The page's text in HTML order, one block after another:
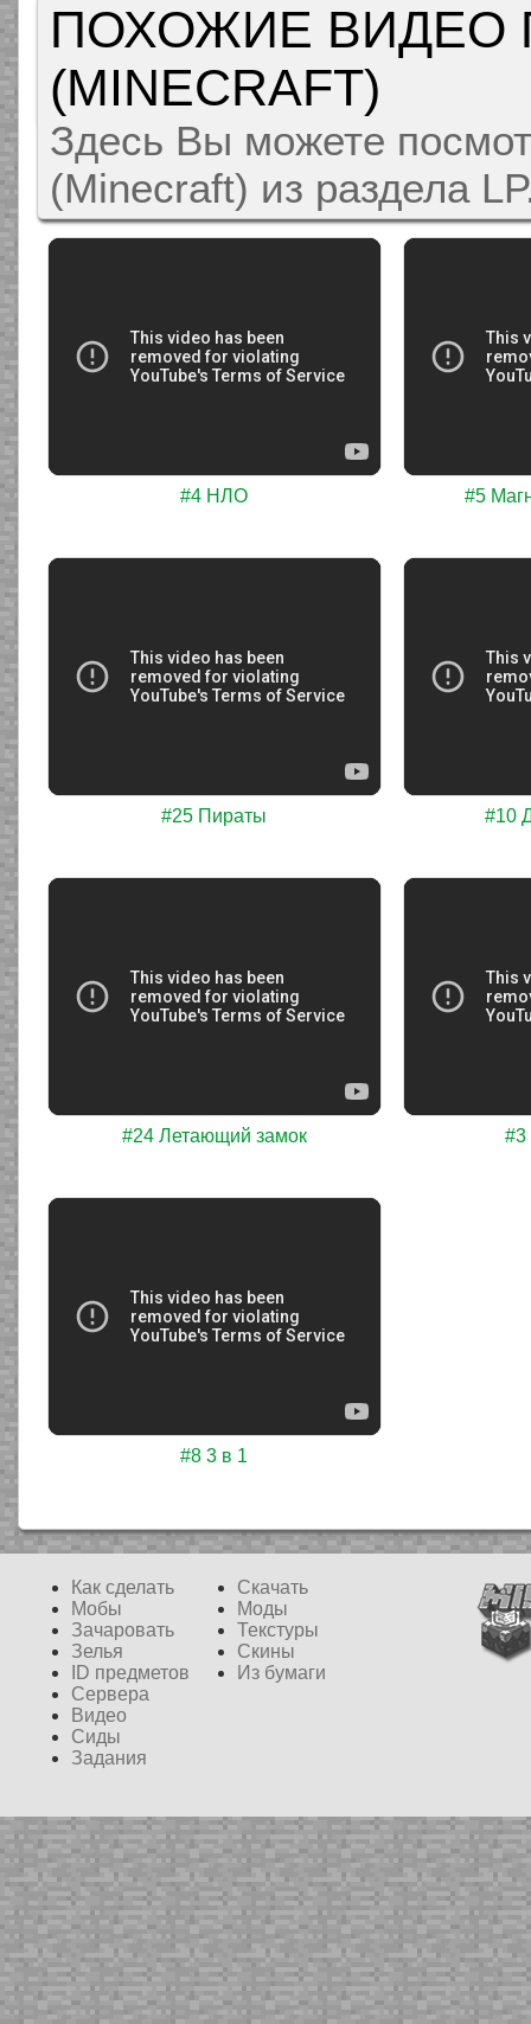
ПОХОЖИЕ ВИДЕО
(MINECRAFT)
Здесь Вы можете
(Minecraft) из раздела
#4 НЛО #5
#25 Пираты #10
#24 Летающий замок #3
#8 3 в 1
Как сделать
Мобы
Зачаровать
Зелья
ID предметов
Сервера
Видео
Сиды
Задания
Скачать
Моды
Текстуры
Скины
Из бумаги